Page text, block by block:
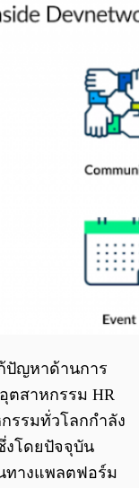
ปัญหาด้านการ
ตสาหกรรม HR
รรมทั่วโลกกำลัง
งโดยปัจจุบัน
ทางแพลตฟอร์ม